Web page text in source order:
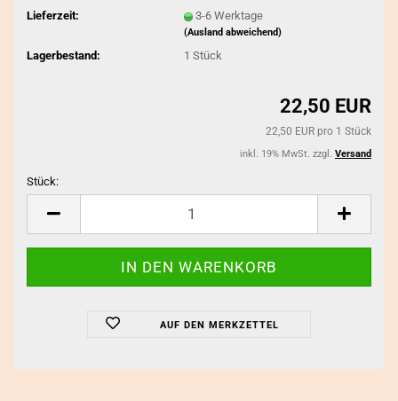
Lieferzeit:
3-6 Werktage
(Ausland abweichend)
Lagerbestand: 1 Stück
22,50 EUR
22,50 EUR pro 1 Stück
inkl. 19% MwSt. zzgl. Versand
Stück:
AUF DEN MERKZETTEL